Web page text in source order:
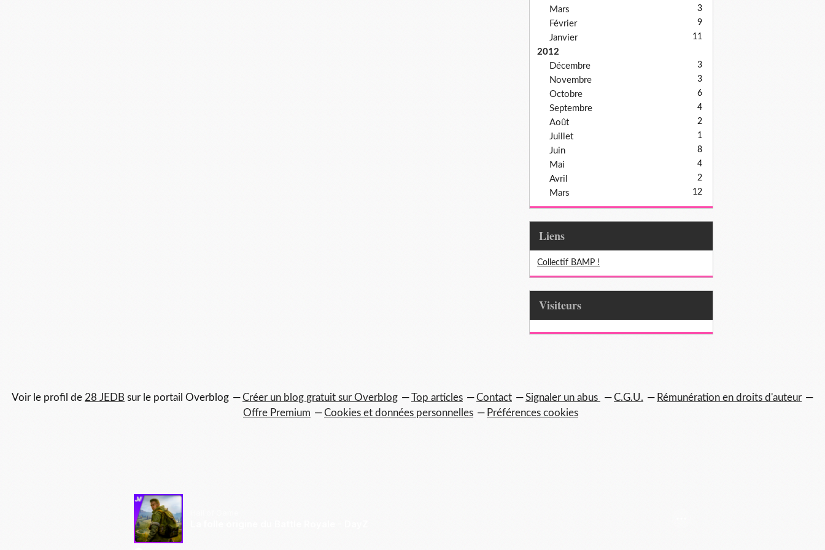
Mars 3
Février 9
Janvier 11
2012
Décembre
3
Novembre 3
Octobre 6
Septembre 4
Août 2
Juillet 1
Juin 8
Mai 4
Avril 2
Mars 12
Liens
Collectif BAMP !
Visiteurs
Voir le profil de 28 JEDB sur le portail Overblog Créer un blog gratuit sur Overblog Top articles Contact Signaler un abus C.G.U.
Rémunération en droits d'auteur
Offre Premium
Cookies et données personnelles Préférences cookies